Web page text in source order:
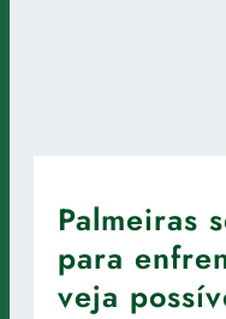
Palmeiras
para
veja